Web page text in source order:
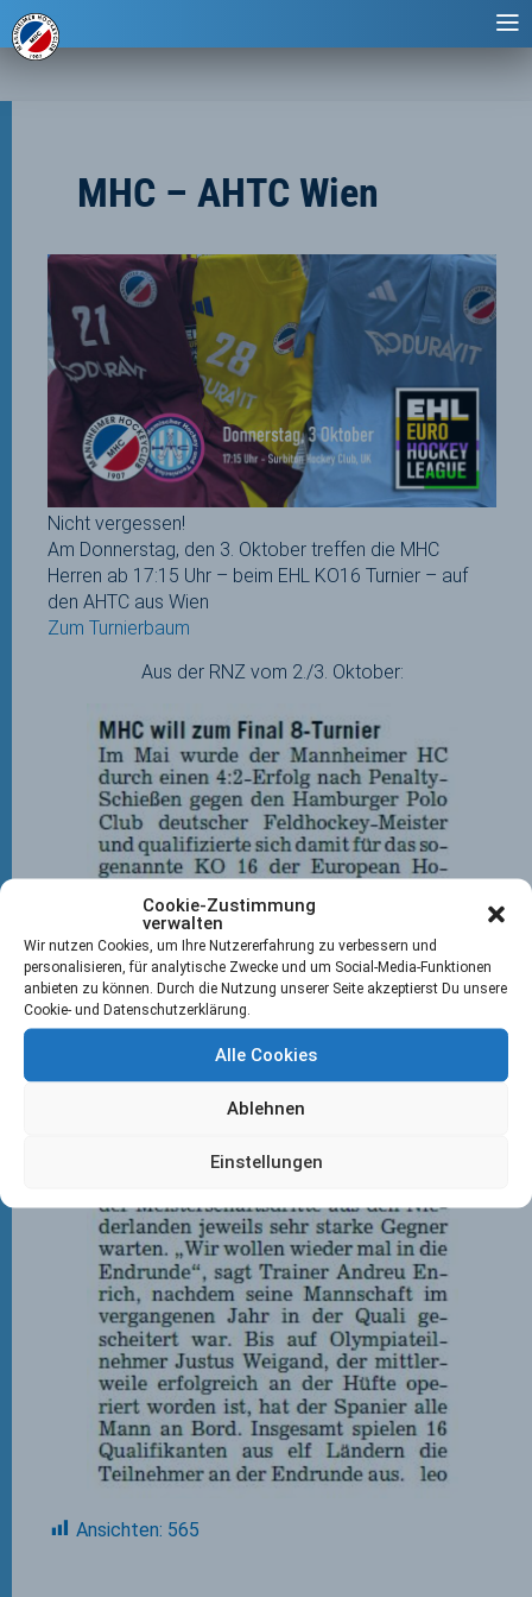
Cookie-Zustimmung
verwalten
Wir nutzen Cookies, um Ihre Nutzererfahrung zu verbessern und
personalisieren, für analytische Zwecke und um Social-Media-Funktionen
anbieten zu können. Durch die Nutzung unserer Seite akzeptierst Du unsere
Cookie- und Datenschutzerklärung.
Alle Cookies
Ablehnen
Einstellungen
MHC – AHTC Wien
Nicht vergessen!
Am Donnerstag, den 3. Oktober treffen die MHC
Herren ab 17:15 Uhr – beim EHL KO16 Turnier – auf
den AHTC aus Wien
Zum Turnierbaum
Aus der RNZ vom 2./3. Oktober:
Ansichten: 565